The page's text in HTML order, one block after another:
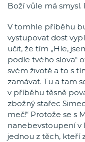
Boží vůle má
V tomhle příběhu
vystupovat dost
učit, že tím „Hle,
podle tvého slova“
svém životě a to s
zamávat. Tu a tam
v příběhu těsně
zbožný stařec
meč!“ Protože se s
nanebevstoupení v
jednou z těch, kteří